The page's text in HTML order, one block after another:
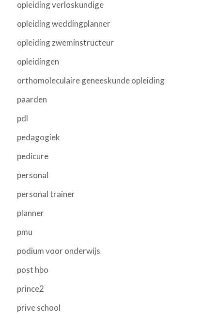
opleiding verloskundige
opleiding weddingplanner
opleiding zweminstructeur
opleidingen
orthomoleculaire geneeskunde opleiding
paarden
pdl
pedagogiek
pedicure
personal
personal trainer
planner
pmu
podium voor onderwijs
post hbo
prince2
prive school